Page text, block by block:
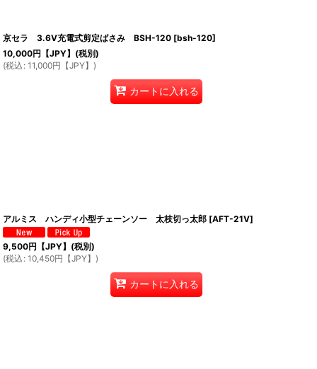
京セラ 3.6V充電式剪定ばさみ BSH-120 [bsh-120]
10,000円【JPY】 (税別)
(税込 : 11,000円【JPY】)
カートに入れる
アルミス ハンディ小型チェーンソー 太枝切っ太郎 [AFT-21V]
9,500円【JPY】 (税別)
(税込 : 10,450円【JPY】)
カートに入れる